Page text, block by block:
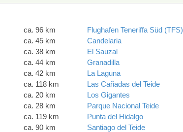
ca. 96 km Flughafen Teneriffa Süd (TFS)
ca. 45 km Candelaria
ca. 38 km El Sauzal
ca. 44 km Granadilla
ca. 42 km La Laguna
ca. 118 km Las Cañadas del Teide
ca. 20 km Los Gigantes
ca. 28 km Parque Nacional Teide
ca. 119 km Punta del Hidalgo
ca. 90 km Santiago del Teide